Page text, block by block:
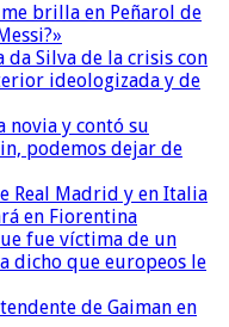
brilla en Peñarol de
da Silva de la crisis con
ideologizada y de
novia y contó su
podemos dejar de
Real Madrid y en Italia
en Fiorentina
fue víctima de un
dicho que europeos le
de Gaiman en